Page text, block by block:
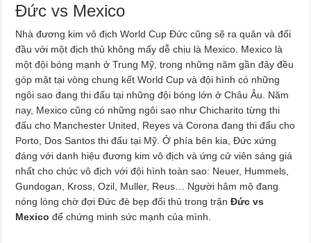
Đức vs Mexico
Nhà đương kim vô địch World Cup Đức cũng sẽ ra quân và đối
đầu với một địch thủ không mấy dễ chịu là Mexico. Mexico là
một đội bóng mạnh ở Trung Mỹ, trong những năm gần đây đều
góp mặt tại vòng chung kết World Cup và đội hình có những
ngôi sao đang thi đấu tại những đội bóng lớn ở Châu Âu. Năm
nay, Mexico cũng có những ngôi sao như Chicharito từng thi
đấu cho Manchester United, Reyes và Corona đang thi đấu cho
Porto, Dos Santos thi đấu tại Mỹ. Ở phía bên kia, Đức xứng
đáng với danh hiệu đương kim vô địch và ứng cử viên sáng giá
nhất cho chức vô địch với đội hình toàn sao: Neuer, Hummels,
Gundogan, Kross, Ozil, Muller, Reus… Người hâm mộ đang
nóng lòng chờ đợi Đức đè bẹp đối thủ trong trậnĐức vs
Mexico để chứng minh sức mạnh của mình.